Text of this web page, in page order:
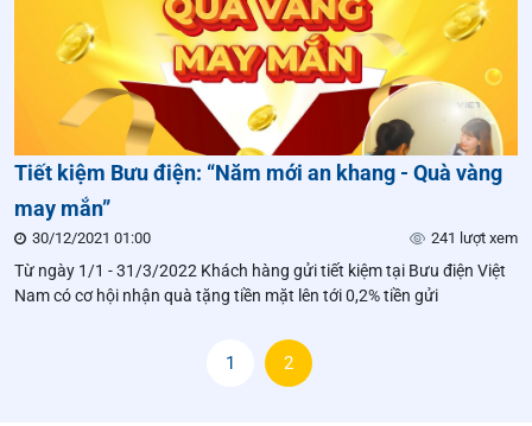
Tiết kiệm Bưu điện: “Năm mới an khang - Quà vàng
may mắn”
30/12/2021 01:00 241 lượt xem
Từ ngày 1/1 - 31/3/2022 Khách hàng gửi tiết kiệm tại Bưu điện Việt
Nam có cơ hội nhận quà tặng tiền mặt lên tới 0,2% tiền gửi
1 2